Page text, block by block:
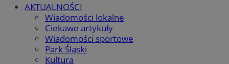
AKTUALNOŚCI
Wiadomości lokalne
Ciekawe artykuły
Wiadomości sportowe
Park Śląski
Kultura